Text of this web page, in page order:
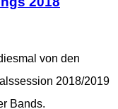
von den
2018/2019
Bands.